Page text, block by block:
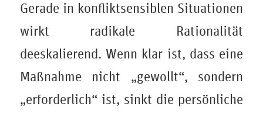
Gerade in konfliktsensiblen Situationen
wirkt radikale Rationalität
deeskalierend. Wenn klar ist, dass eine
Maßnahme nicht „gewollt“, sondern
„erforderlich“ ist, sinkt die persönliche